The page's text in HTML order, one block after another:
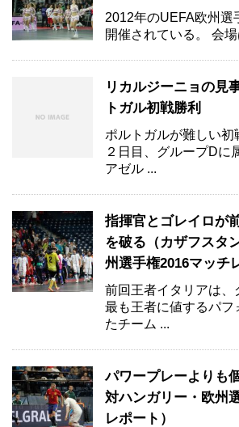
2012年のUEFA欧州選
開催されている。 会
リカルジーニョの見
トガル初戦勝利
ポルトガルが難しい初
２日目、グループDに
アゼル ...
指揮官とゴレイロが
を破る（カザフスタ
州選手権2016マッチ
前回王者イタリアは、
最も王者に値するパフ
たチーム ...
パワープレーよりも
対ハンガリー・欧州
レポート）